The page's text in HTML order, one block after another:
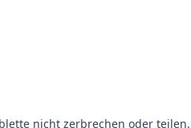
nicht zerbrechen oder teilen.